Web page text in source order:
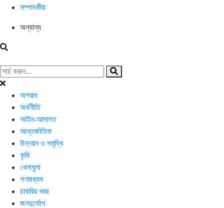
সম্পাদকীয়
অন্যান্য
অপরাধ
অর্থনীতি
আইন-আদালত
আন্তর্জাতিক
উন্নয়ন ও সমৃদ্ধি
কৃষি
খেলাধুলা
গণমাধ্যম
চাকরির খবর
জনদুর্ভোগ